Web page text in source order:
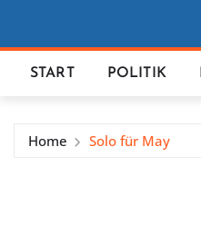
START POLITIK
Home Solo für May